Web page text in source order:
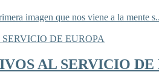
imagen que nos viene a la mente
AL SERVICIO DE